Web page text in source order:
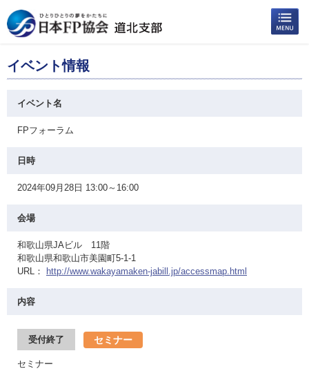
イベント情報
イベント名
FPフォーラム
日時
2024年09月28日 13:00～16:00
会場
和歌山県JAビル 11階
和歌山県和歌山市美園町5-1-1
URL：
http://www.wakayamaken-jabill.jp/accessmap.html
内容
受付終了 セミナー
セミナー